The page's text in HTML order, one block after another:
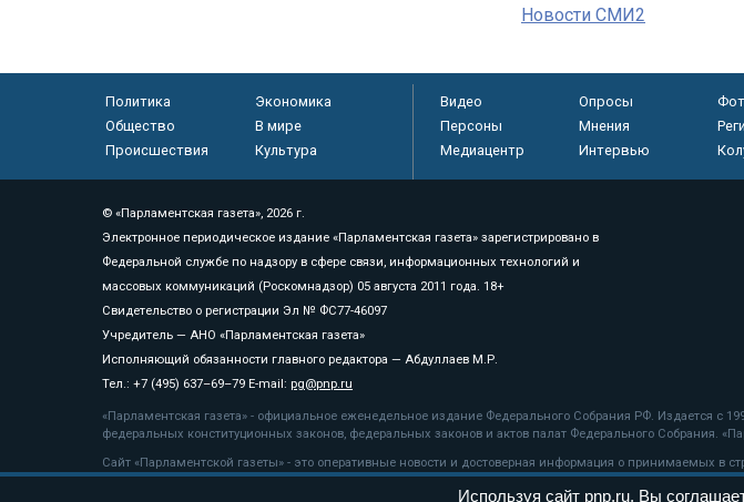
Новости СМИ2
Политика
Экономика
Общество
В мире
Происшествия
Культура
Видео Опросы
Персоны
Мнения
Медиацентр
Интервью
© «Парламентская газета», 2026 г.
Электронное периодическое издание «Парламентская газета» зарегистрировано в
Федеральной службе по надзору в сфере связи, информационных технологий и
массовых коммуникаций (Роскомнадзор) 05 августа 2011 года. 18+
Свидетельство о регистрации Эл № ФС77-46097
Учредитель — АНО «Парламентская газета»
Исполняющий обязанности главного редактора — Абдуллаев М.Р.
Тел.: +7 (495) 637–69–79 E-mail: pg@pnp.ru
«Парламентская газета» - официальное еженедельное издание Федерального Собрания РФ. Издается с
федеральных конституционных законов, федеральных законов и актов палат Федерального Собрания.
Сайт «Парламентской газеты» - это оперативные новости и достоверная информация о принимаемых в
«Парламентской газеты» активная ссылка на pnp.ru обязательна.
Используя сайт pnp.ru, Вы